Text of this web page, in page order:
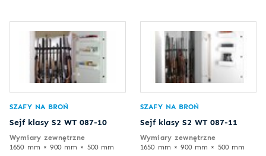
SZAFY NA BROŃ
Sejf klasy S2 WT 087-10
Wymiary zewnętrzne
1650 mm × 900 mm × 500 mm
SZAFY NA BROŃ
Sejf klasy S2 WT 087-11
Wymiary zewnętrzne
1650 mm × 900 mm × 500 mm